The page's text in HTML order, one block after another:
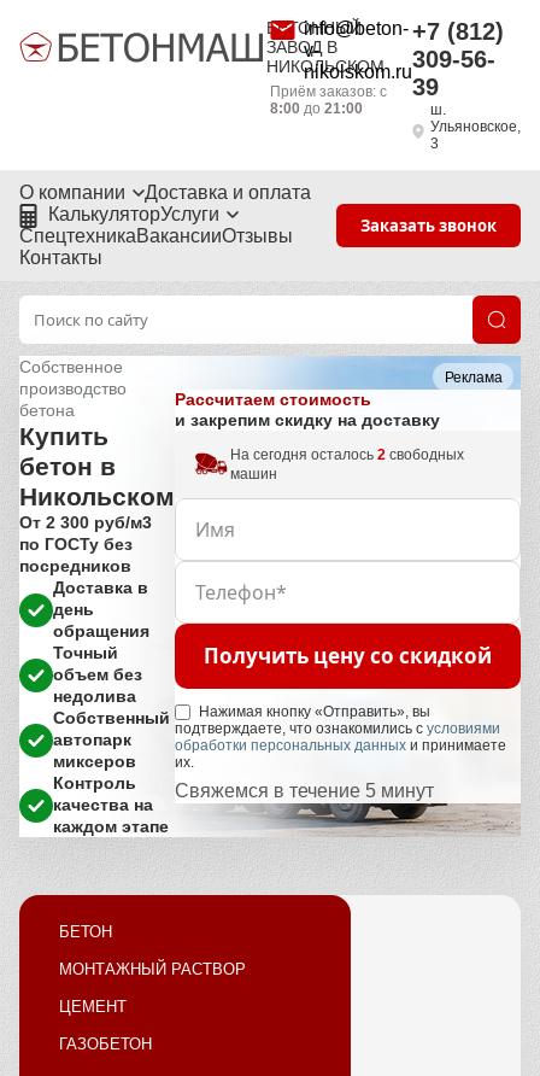
БЕТОННЫЙ
ЗАВОД В
НИКОЛЬСКОМ
info@beton-
v-
nikolskom.ru
Приём заказов: с
8:00 до 21:00
+7 (812)
309-56-
39
ш.
Ульяновское,
3
О компании
Доставка и оплата
КалькуляторУслуги
СпецтехникаВакансииОтзывы
Контакты
Заказать звонок
Реклама
Собственное
производство
бетона
Купить
бетон в
Никольском
От 2 300 руб/м3
по ГОСТу без
посредников
Доставка в
день
обращения
Точный
объем без
недолива
Собственный
автопарк
миксеров
Контроль
качества на
каждом этапе
Рассчитаем стоимость
и закрепим скидку на доставку
На сегодня осталось 2 свободных
машин
Получить цену со скидкой
Нажимая кнопку «Отправить», вы
подтверждаете, что ознакомились с условиями
обработки персональных данных и принимаете
их.
Свяжемся в течение 5 минут
БЕТОН
МОНТАЖНЫЙ РАСТВОР
ЦЕМЕНТ
ГАЗОБЕТОН